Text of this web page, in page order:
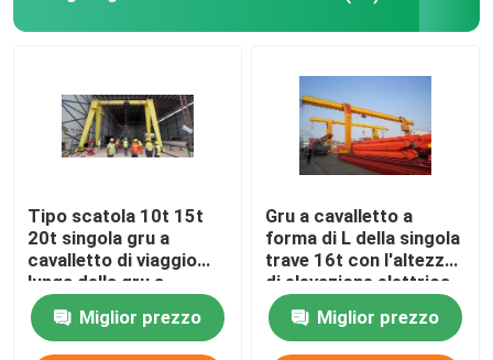
Tipo scatola 10t 15t
20t singola gru a
cavalletto di viaggio
lunga della gru a
cavalletto del fascio
all'apertoMiglior prezzo
Gru a cavalletto a
forma di L della singola
trave 16t con l'altezza
di elevazione elettrica
della gru 6m 9m
Miglior prezzo